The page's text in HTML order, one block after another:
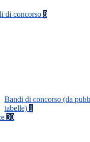
di concorso 8
Bandi di concorso (da
tabelle) 1
30